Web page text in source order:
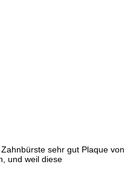
sehr gut Plaque von
und weil diese